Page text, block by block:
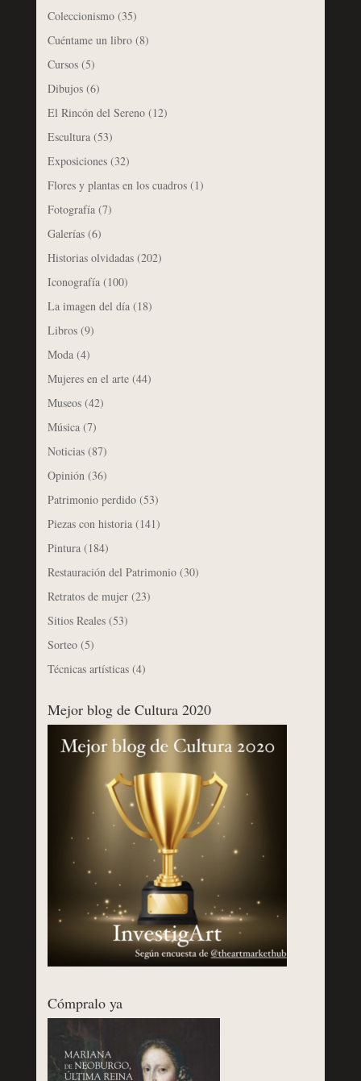
Coleccionismo(35)
Cuéntame un libro(8)
Cursos(5)
Dibujos(6)
El Rincón del Sereno(12)
Escultura(53)
Exposiciones(32)
Flores y plantas en los cuadros(1)
Fotografía(7)
Galerías(6)
Historias olvidadas(202)
Iconografía(100)
La imagen del día(18)
Libros(9)
Moda(4)
Mujeres en el arte(44)
Museos(42)
Música(7)
Noticias(87)
Opinión (36)
Patrimonio perdido(53)
Piezas con historia(141)
Pintura(184)
Restauración del Patrimonio(30)
Retratos de mujer(23)
Sitios Reales(53)
Sorteo(5)
Técnicas artísticas(4)
Mejor blog de Cultura 2020
Cómpralo ya